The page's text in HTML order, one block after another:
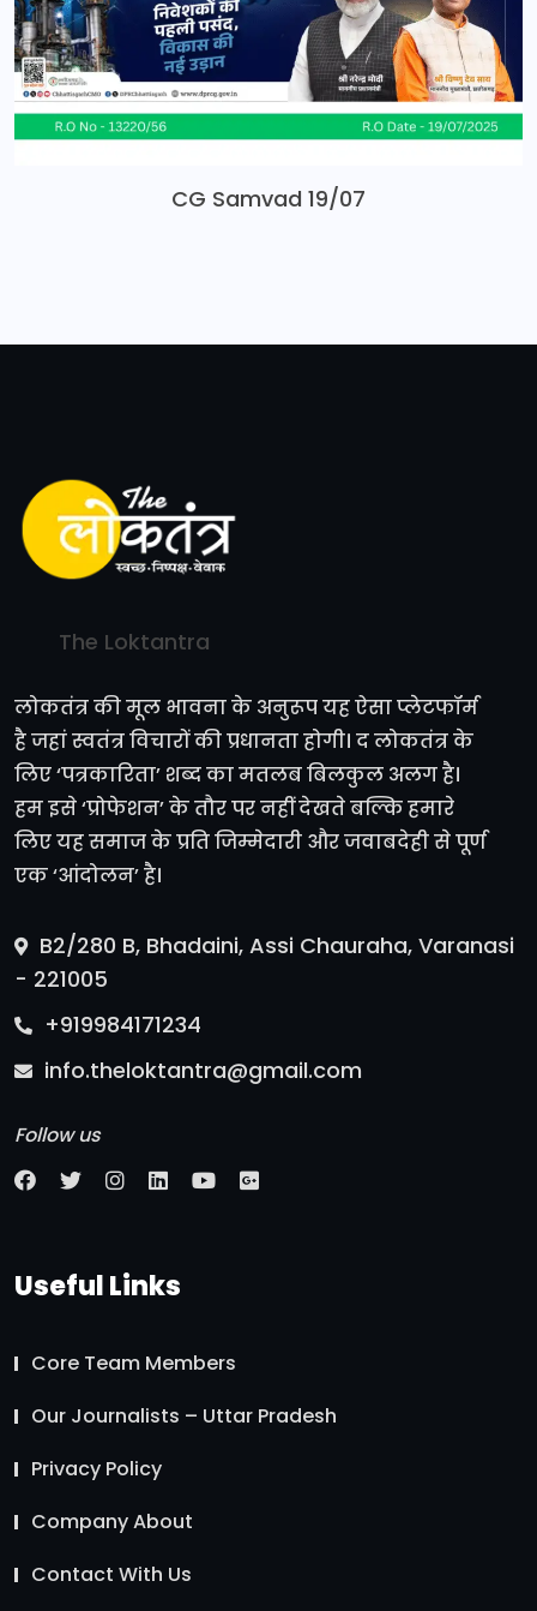
CG Samvad 19/07
The Loktantra
लोकतंत्र की मूल भावना के अनुरूप यह ऐसा प्लेटफॉर्म
है जहां स्वतंत्र विचारों की प्रधानता होगी। द लोकतंत्र के
लिए ‘पत्रकारिता’ शब्द का मतलब बिलकुल अलग है।
हम इसे ‘प्रोफेशन’ के तौर पर नहीं देखते बल्कि हमारे
लिए यह समाज के प्रति जिम्मेदारी और जवाबदेही से पूर्ण
एक ‘आंदोलन’ है।
B2/280 B, Bhadaini, Assi Chauraha, Varanasi
- 221005
+919984171234
info.theloktantra@gmail.com
Follow us
Useful Links
Core Team Members
Our Journalists – Uttar Pradesh
Privacy Policy
Company About
Contact With Us